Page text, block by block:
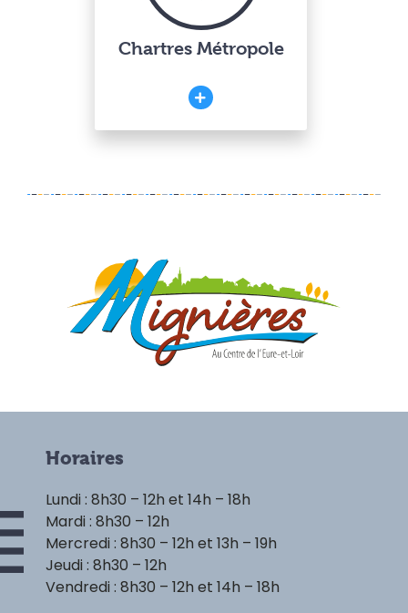
Chartres Métropole
Horaires
Lundi : 8h30 – 12h et 14h – 18h
Mardi : 8h30 – 12h
Mercredi : 8h30 – 12h et 13h – 19h
Jeudi : 8h30 – 12h
Vendredi : 8h30 – 12h et 14h – 18h